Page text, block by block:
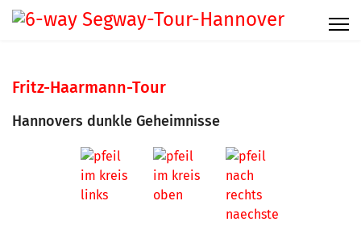
Fritz-Haarmann-Tour
Hannovers dunkle Geheimnisse